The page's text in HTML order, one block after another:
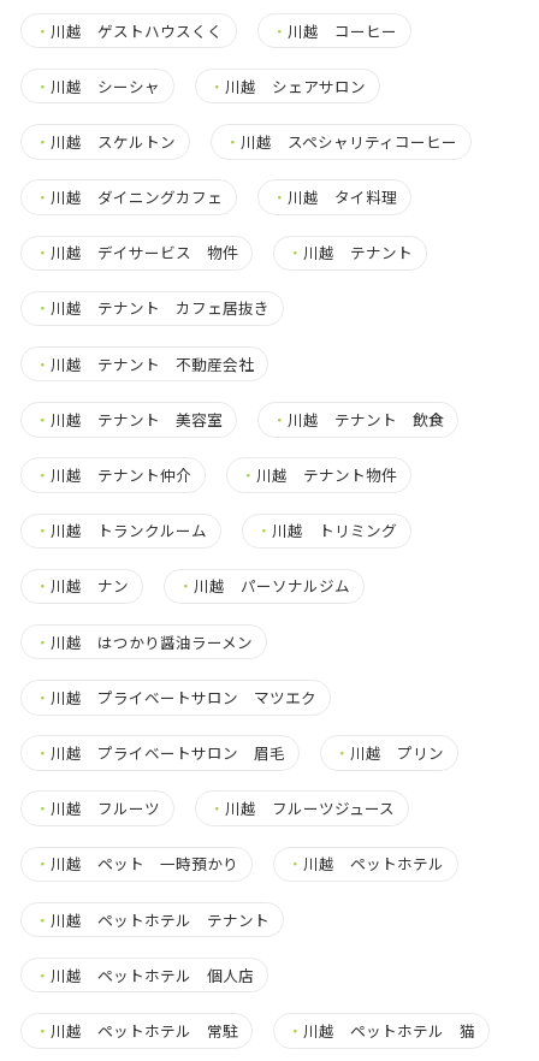
・ 川越 ゲストハウスくく ・ 川越 コーヒー
・ 川越 シーシャ ・ 川越 シェアサロン
・ 川越 スケルトン ・ 川越 スペシャリティコーヒー
・ 川越 ダイニングカフェ ・ 川越 タイ料理
・ 川越 デイサービス 物件 ・ 川越 テナント
・ 川越 テナント カフェ居抜き
・ 川越 テナント 不動産会社
・ 川越 テナント 美容室 ・ 川越 テナント 飲食
・ 川越 テナント仲介 ・ 川越 テナント物件
・ 川越 トランクルーム ・ 川越 トリミング
・ 川越 ナン ・ 川越 パーソナルジム
・ 川越 はつかり醤油ラーメン
・ 川越 プライベートサロン マツエク
・ 川越 プライベートサロン 眉毛 ・ 川越 プリン
・ 川越 フルーツ ・ 川越 フルーツジュース
・ 川越 ペット 一時預かり ・ 川越 ペットホテル
・ 川越 ペットホテル テナント
・ 川越 ペットホテル 個人店
・ 川越 ペットホテル 常駐 ・ 川越 ペットホテル 猫